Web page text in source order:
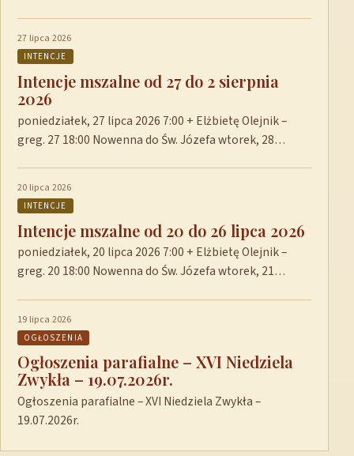
27 lipca 2026
INTENCJE
Intencje mszalne od 27 do 2 sierpnia
2026
poniedziałek, 27 lipca 2026 7:00 + Elżbietę Olejnik –
greg. 27 18:00 Nowenna do Św. Józefa wtorek, 28…
20 lipca 2026
INTENCJE
Intencje mszalne od 20 do 26 lipca 2026
poniedziałek, 20 lipca 2026 7:00 + Elżbietę Olejnik –
greg. 20 18:00 Nowenna do Św. Józefa wtorek, 21…
19 lipca 2026
OGŁOSZENIA
Ogłoszenia parafialne – XVI Niedziela
Zwykła – 19.07.2026r.
Ogłoszenia parafialne – XVI Niedziela Zwykła –
19.07.2026r.